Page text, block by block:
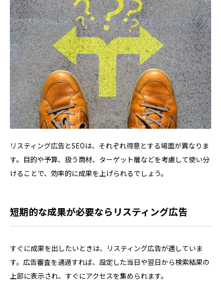
リスティング広告とSEOは、それぞれ得意とする場面が異なりま
す。目的や予算、扱う商材、ターゲット層などを考慮して使い分
けることで、効率的に成果を上げられるでしょう。
短期的な成果が必要ならリスティング広告
すぐに成果を出したいときは、リスティング広告が適していま
す。広告審査を通過すれば、設定した当日や翌日から検索結果の
上部に表示され、すぐにアクセスを集められます。